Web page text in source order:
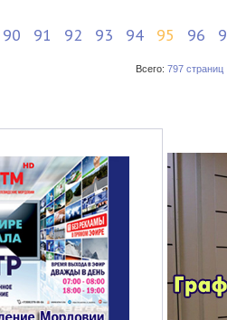
90 91 92 93 94 95 96
Всего: 797 страниц